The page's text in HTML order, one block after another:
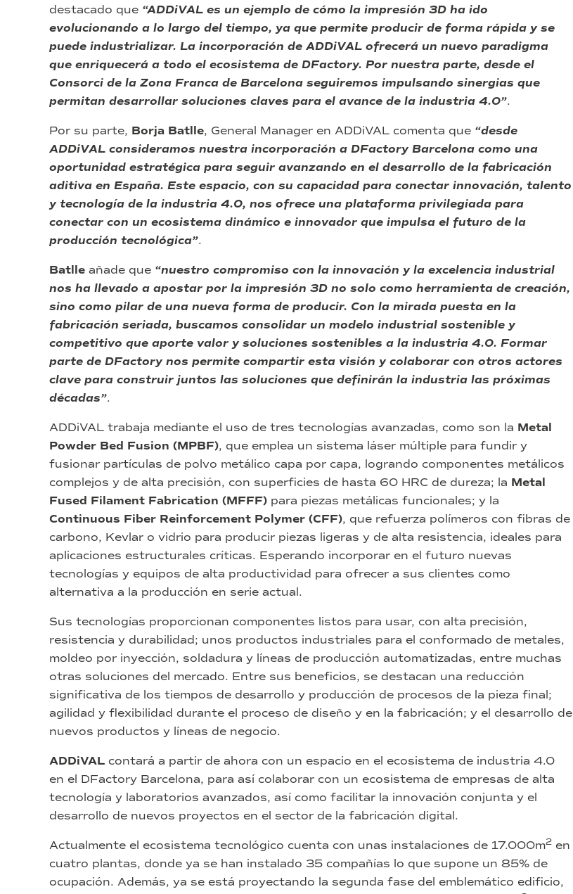
destacado que “ADDiVAL es un ejemplo de cómo la impresión 3D ha ido
evolucionando a lo largo del tiempo, ya que permite producir de forma rápida y se
puede industrializar. La incorporación de ADDiVAL ofrecerá un nuevo paradigma
que enriquecerá a todo el ecosistema de DFactory. Por nuestra parte, desde el
Consorci de la Zona Franca de Barcelona seguiremos impulsando sinergias que
permitan desarrollar soluciones claves para el avance de la industria 4.0”.
Por su parte, Borja Batlle, General Manager en ADDiVAL comenta que “desde
ADDiVAL consideramos nuestra incorporación a DFactory Barcelona como una
oportunidad estratégica para seguir avanzando en el desarrollo de la fabricación
aditiva en España. Este espacio, con su capacidad para conectar innovación, talento
y tecnología de la industria 4.0, nos ofrece una plataforma privilegiada para
conectar con un ecosistema dinámico e innovador que impulsa el futuro de la
producción tecnológica”.
Batlle añade que “nuestro compromiso con la innovación y la excelencia industrial
nos ha llevado a apostar por la impresión 3D no solo como herramienta de creación,
sino como pilar de una nueva forma de producir. Con la mirada puesta en la
fabricación seriada, buscamos consolidar un modelo industrial sostenible y
competitivo que aporte valor y soluciones sostenibles a la industria 4.0. Formar
parte de DFactory nos permite compartir esta visión y colaborar con otros actores
clave para construir juntos las soluciones que definirán la industria las próximas
décadas”.
ADDiVAL trabaja mediante el uso de tres tecnologías avanzadas, como son la Metal
Powder Bed Fusion (MPBF), que emplea un sistema láser múltiple para fundir y
fusionar partículas de polvo metálico capa por capa, logrando componentes metálicos
complejos y de alta precisión, con superficies de hasta 60 HRC de dureza; la Metal
Fused Filament Fabrication (MFFF) para piezas metálicas funcionales; y la
Continuous Fiber Reinforcement Polymer (CFF), que refuerza polímeros con fibras de
carbono, Kevlar o vidrio para producir piezas ligeras y de alta resistencia, ideales para
aplicaciones estructurales críticas. Esperando incorporar en el futuro nuevas
tecnologías y equipos de alta productividad para ofrecer a sus clientes como
alternativa a la producción en serie actual.
Sus tecnologías proporcionan componentes listos para usar, con alta precisión,
resistencia y durabilidad; unos productos industriales para el conformado de metales,
moldeo por inyección, soldadura y líneas de producción automatizadas, entre muchas
otras soluciones del mercado. Entre sus beneficios, se destacan una reducción
significativa de los tiempos de desarrollo y producción de procesos de la pieza final;
agilidad y flexibilidad durante el proceso de diseño y en la fabricación; y el desarrollo de
nuevos productos y líneas de negocio.
ADDiVAL contará a partir de ahora con un espacio en el ecosistema de industria 4.0
en el DFactory Barcelona, para así colaborar con un ecosistema de empresas de alta
tecnología y laboratorios avanzados, así como facilitar la innovación conjunta y el
desarrollo de nuevos proyectos en el sector de la fabricación digital.
Actualmente el ecosistema tecnológico cuenta con unas instalaciones de 17.000m2 en
cuatro plantas, donde ya se han instalado 35 compañías lo que supone un 85% de
ocupación. Además, ya se está proyectando la segunda fase del emblemático edificio,